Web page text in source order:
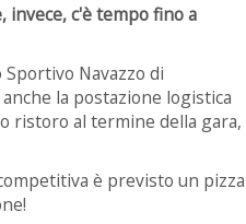
invece, c'è tempo fino a
Navazzo di
la postazione logistica
ristoro al termine della gara,
è previsto un pizza